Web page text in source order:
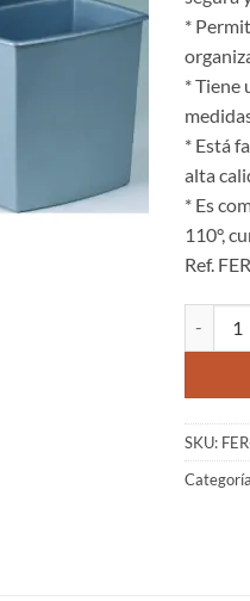
*
* Tiene
* Está
alta
* Es
110°,
Ref.
SKU: